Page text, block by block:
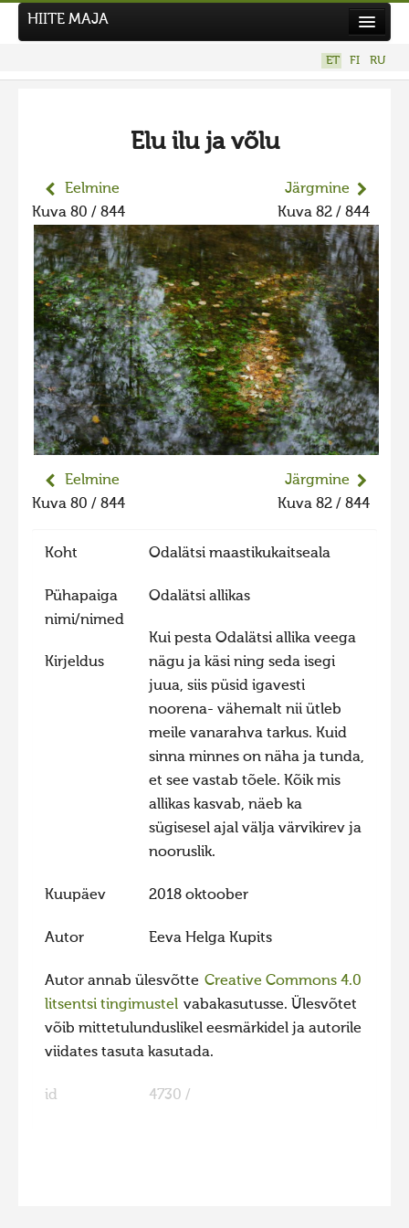
Uudised
Tegutse
Kuvavõistlused
UUS KUVAVÕISTLUS
Hiite kuvavõistlus 2026
VANEMAD KUVAVÕISTLUSED
Hiite kuvavõistlus 2025
Hiite kuvavõistlus 2025 lisa
Liikuvad kuvad 2025
Hiite kuvavõistlus 2023
Hiite kuvavõistlus 2023 lisa
Liikuvad kuvad 2023
Hiite kuvavõistlus 2022 lisa
Liikuvad kuvad 2022
Hiite kuvavõistlus 2021
Hiite kuvavõistlus 2021 lisa
Liikuvad kuvad 2021
Hiite kuvavõistlus 2020
Hiite kuvavõistlus 2019
Hiite kuvavõistlus 2018
Hiite kuvavõistlus 2017
Hiite kuvavõistlus 2016
Hiite kuvavõistlus 2014
HIITE MAJA
ET FI RU
Elu ilu ja võlu
Eelmine
Kuva 80 / 844
Järgmine
Kuva 82 / 844
Eelmine
Kuva 80 / 844
Järgmine
Kuva 82 / 844
Koht Odalätsi maastikukaitseala
Pühapaiga
nimi/nimed
Odalätsi allikas
Kirjeldus
Kui pesta Odalätsi allika veega
nägu ja käsi ning seda isegi
juua, siis püsid igavesti
noorena- vähemalt nii ütleb
meile vanarahva tarkus. Kuid
sinna minnes on näha ja tunda,
et see vastab tõele. Kõik mis
allikas kasvab, näeb ka
sügisesel ajal välja värvikirev ja
nooruslik.
Kuupäev 2018 oktoober
Autor Eeva Helga Kupits
Autor annab ülesvõtte Creative Commons 4.0
litsentsi tingimustel vabakasutusse. Ülesvõtet
võib mittetulunduslikel eesmärkidel ja autorile
viidates tasuta kasutada.
id 4730 /